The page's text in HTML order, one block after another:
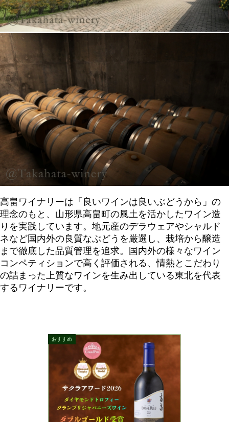
高畠ワイナリーは「良いワインは良いぶどうから」の
理念のもと、山形県高畠町の風土を活かしたワイン造
りを実践しています。地元産のデラウェアやシャルド
ネなど国内外の良質なぶどうを厳選し、栽培から醸造
まで徹底した品質管理を追求。国内外の様々なワイン
コンペティションで高く評価される、情熱とこだわり
の詰まった上質なワインを生み出している東北を代表
するワイナリーです。